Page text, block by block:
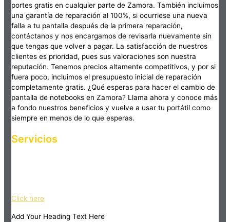
portes gratis en cualquier parte de Zamora. También incluimos
una garantía de reparación al 100%, si ocurriese una nueva
falla a tu pantalla después de la primera reparación,
contáctanos y nos encargamos de revisarla nuevamente sin
que tengas que volver a pagar. La satisfacción de nuestros
clientes es prioridad, pues sus valoraciones son nuestra
reputación. Tenemos precios altamente competitivos, y por si
fuera poco, incluimos el presupuesto inicial de reparación
completamente gratis. ¿Qué esperas para hacer el cambio de
pantalla de notebooks en Zamora? Llama ahora y conoce más
a fondo nuestros beneficios y vuelve a usar tu portátil como
siempre en menos de lo que esperas.
Servicios
Click here
Add Your Heading Text Here